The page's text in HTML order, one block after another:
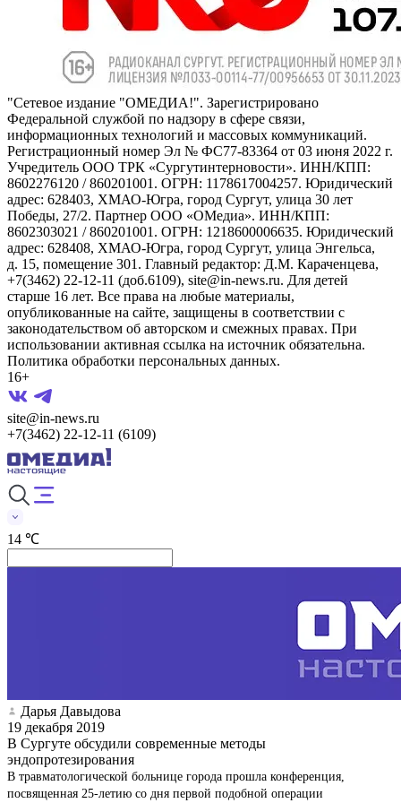
"Сетевое издание "ОМЕДИА!". Зарегистрировано
Федеральной службой по надзору в сфере связи,
информационных технологий и массовых коммуникаций.
Регистрационный номер Эл № ФС77-83364 от 03 июня 2022 г.
Учредитель ООО ТРК «Сургутинтерновости». ИНН/КПП:
8602276120 / 860201001. ОГРН: 1178617004257. Юридический
адрес: 628403, ХМАО-Югра, город Сургут, улица 30 лет
Победы, 27/2. Партнер ООО «ОМедиа». ИНН/КПП:
8602303021 / 860201001. ОГРН: 1218600006635. Юридический
адрес: 628408, ХМАО-Югра, город Сургут, улица Энгельса,
д. 15, помещение 301. Главный редактор: Д.М. Караченцева,
+7(3462) 22-12-11 (доб.6109), site@in-news.ru. Для детей
старше 16 лет. Все права на любые материалы,
опубликованные на сайте, защищены в соответствии с
законодательством об авторском и смежных правах. При
использовании активная ссылка на источник обязательна.
Политика обработки персональных данных.
16+
site@in-news.ru
+7(3462) 22-12-11 (6109)
14 ℃
Дарья Давыдова
19 декабря 2019
В Сургуте обсудили современные методы
эндопротезирования
В травматологической больнице города прошла конференция,
посвященная 25-летию со дня первой подобной операции